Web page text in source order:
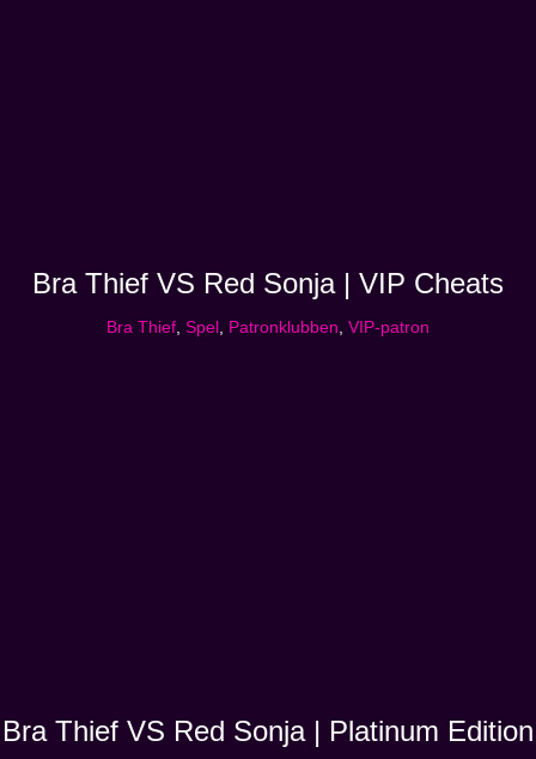
Bra Thief VS Red Sonja | VIP Cheats
Bra Thief, Spel , Patronklubben, VIP-patron
Bra Thief VS Red Sonja | Platinum Edition